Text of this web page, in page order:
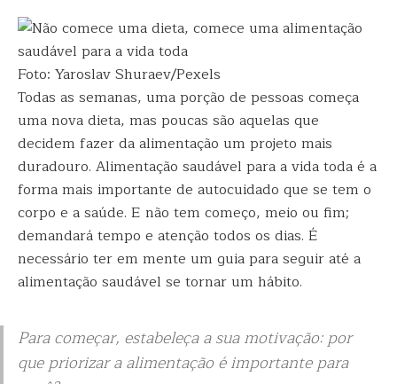
Foto: Yaroslav Shuraev/Pexels
Todas as semanas, uma porção de pessoas começa
uma nova dieta, mas poucas são aquelas que
decidem fazer da alimentação um projeto mais
duradouro. Alimentação saudável para a vida toda é a
forma mais importante de autocuidado que se tem o
corpo e a saúde. E não tem começo, meio ou fim;
demandará tempo e atenção todos os dias. É
necessário ter em mente um guia para seguir até a
alimentação saudável se tornar um hábito.
Para começar, estabeleça a sua motivação: por
que priorizar a alimentação é importante para